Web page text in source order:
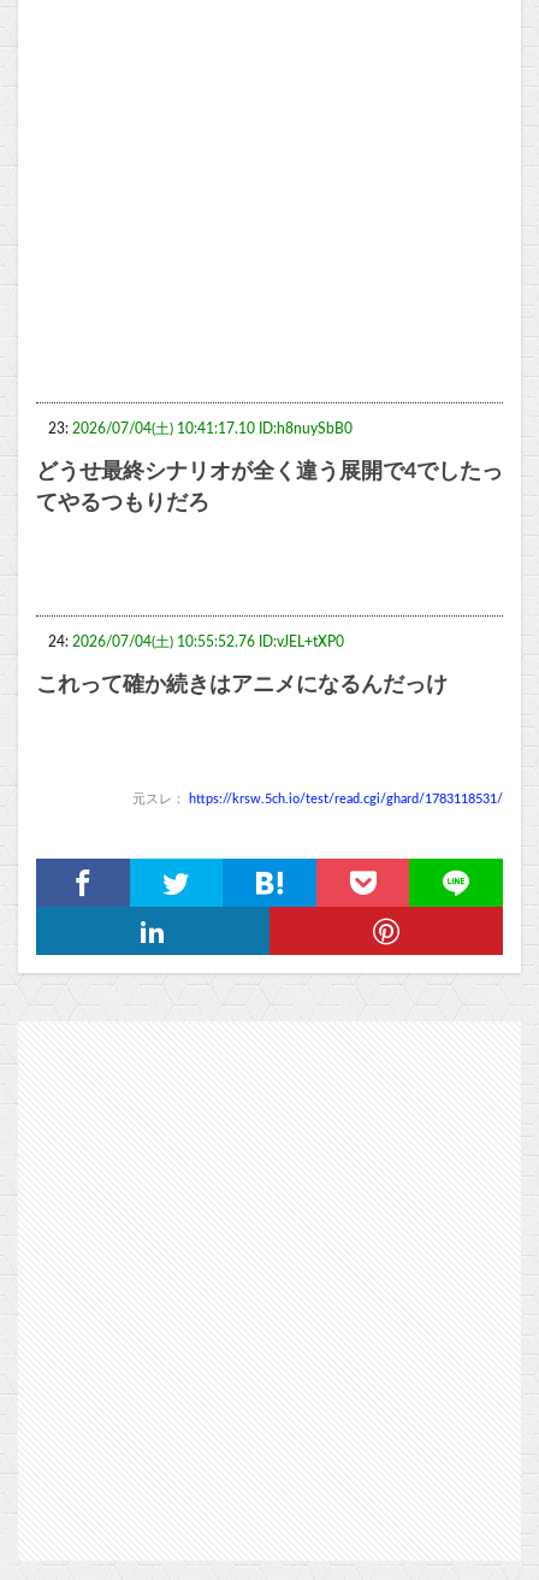
23: 2026/07/04(土) 10:41:17.10 ID:h8nuySbB0
どうせ最終シナリオが全く違う展開で4でしたっ
てやるつもりだろ
24: 2026/07/04(土) 10:55:52.76 ID:vJEL+tXP0
これって確か続きはアニメになるんだっけ
元スレ： https://krsw.5ch.io/test/read.cgi/ghard/1783118531/